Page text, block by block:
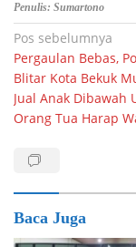
Penulis: Sumartono
Navigasi
pos
Pos sebelumnya
Pergaulan Bebas,
Blitar Kota Bekuk
Jual Anak Dibawah
Orang Tua Harap
Baca Juga